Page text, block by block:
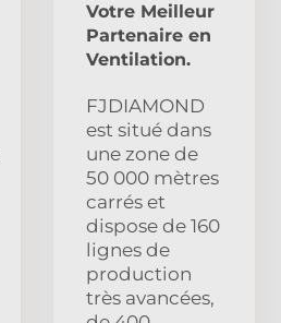
Votre Meilleur
Partenaire en
Ventilation.
FJDIAMOND
est situé dans
une zone de
50 000 mètres
carrés et
dispose de 160
lignes de
production
très avancées,